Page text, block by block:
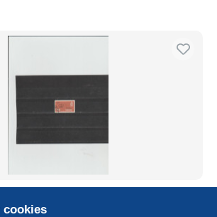
Dent. 12,5 vert. " - 1,40k
cookies